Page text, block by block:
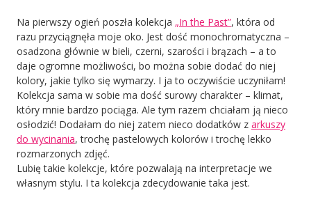
Na pierwszy ogień poszła kolekcja „In the Past”, która od
razu przyciągnęła moje oko. Jest dość monochromatyczna –
osadzona głównie w bieli, czerni, szarości i brązach – a to
daje ogromne możliwości, bo można sobie dodać do niej
kolory, jakie tylko się wymarzy. I ja to oczywiście uczyniłam!
Kolekcja sama w sobie ma dość surowy charakter – klimat,
który mnie bardzo pociąga. Ale tym razem chciałam ją nieco
osłodzić! Dodałam do niej zatem nieco dodatków z arkuszy
do wycinania, trochę pastelowych kolorów i trochę lekko
rozmarzonych zdjęć.
Lubię takie kolekcje, które pozwalają na interpretacje we
własnym stylu. I ta kolekcja zdecydowanie taka jest.